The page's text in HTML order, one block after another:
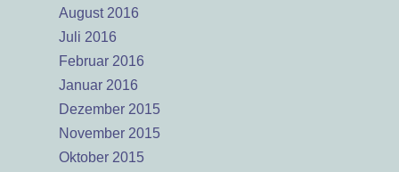
August 2016
Juli 2016
Februar 2016
Januar 2016
Dezember 2015
November 2015
Oktober 2015